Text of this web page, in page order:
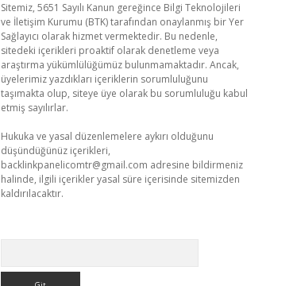
Sitemiz, 5651 Sayılı Kanun gereğince Bilgi Teknolojileri
ve İletişim Kurumu (BTK) tarafından onaylanmış bir Yer
Sağlayıcı olarak hizmet vermektedir. Bu nedenle,
sitedeki içerikleri proaktif olarak denetleme veya
araştırma yükümlülüğümüz bulunmamaktadır. Ancak,
üyelerimiz yazdıkları içeriklerin sorumluluğunu
taşımakta olup, siteye üye olarak bu sorumluluğu kabul
etmiş sayılırlar.
Hukuka ve yasal düzenlemelere aykırı olduğunu
düşündüğünüz içerikleri,
backlinkpanelicomtr@gmail.com adresine bildirmeniz
halinde, ilgili içerikler yasal süre içerisinde sitemizden
kaldırılacaktır.